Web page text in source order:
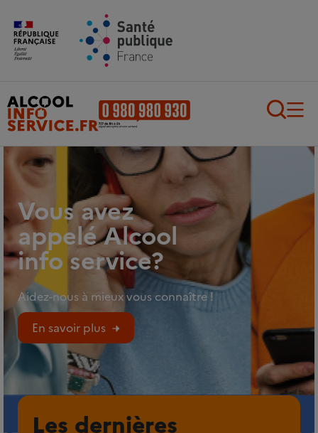
Aller au contenu principal
Vous avez
appelé Alcool
info service?
Aidez-nous à mieux vous connaître !
En savoir plus
Les dernières